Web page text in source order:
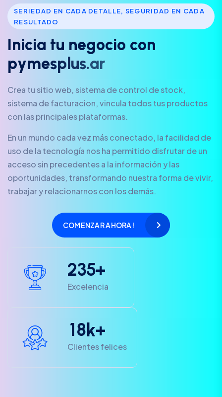
SERIEDAD EN CADA DETALLE, SEGURIDAD EN CADA
RESULTADO
Inicia tu negocio con
pymesp us.ar
Crea tu sitio web, sistema de control de stock,
sistema de facturacion, vincula todos tus productos
con las principales plataformas.
En un mundo cada vez más conectado, la facilidad de
uso de la tecnología nos ha permitido disfrutar de un
acceso sin precedentes a la información y las
oportunidades, transformando nuestra forma de vivir,
trabajar y relacionarnos con los demás.
COMENZAR AHORA!
235+
Excelencia
18k+
Clientes felices